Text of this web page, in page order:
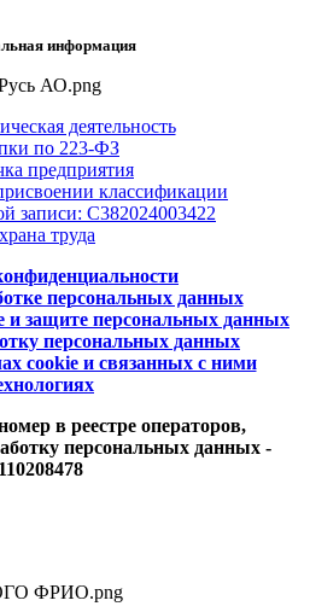
информация
деятельность
по 223-ФЗ
предприятия
классификации
записи: С382024003422
труда
персональных данных
и защите персональных данных
персональных данных
cookie и связанных с ними
в реестре операторов,
персональных данных -
110208478